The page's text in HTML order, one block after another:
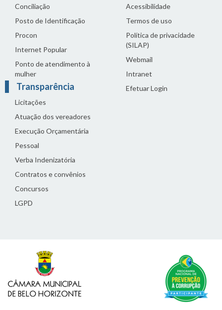
Conciliação
Posto de Identificação
Procon
Internet Popular
Ponto de atendimento à
mulher
Transparência
Licitações
Atuação dos vereadores
Execução Orçamentária
Pessoal
Verba Indenizatória
Contratos e convênios
Concursos
LGPD
Acessibilidade
Termos de uso
Política de privacidade
(SILAP)
Webmail
Intranet
Efetuar Login